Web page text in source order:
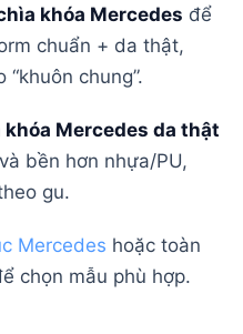
khóa Mercedes để
chuẩn + da thật,
chung”.
khóa Mercedes da thật
bền hơn nhựa/PU,
gu.
Mercedes hoặc toàn
chọn mẫu phù hợp.